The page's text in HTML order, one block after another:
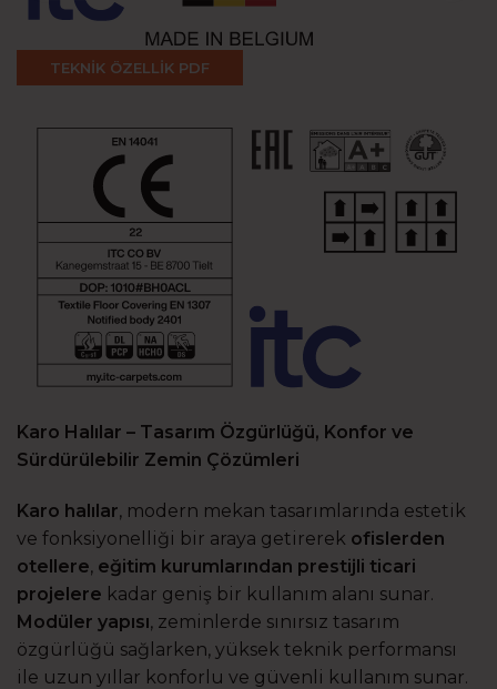
TEKNİK ÖZELLİK PDF
Karo Halılar – Tasarım Özgürlüğü, Konfor ve
Sürdürülebilir Zemin Çözümleri
Karo halılar, modern mekan tasarımlarında estetik
ve fonksiyonelliği bir araya getirerek ofislerden
otellere, eğitim kurumlarından prestijli ticari
projelere kadar geniş bir kullanım alanı sunar.
Modüler yapısı, zeminlerde sınırsız tasarım
özgürlüğü sağlarken, yüksek teknik performansı
ile uzun yıllar konforlu ve güvenli kullanım sunar.